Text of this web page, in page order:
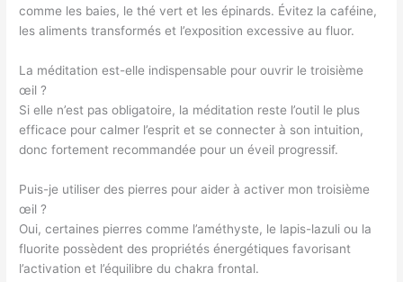
comme les baies, le thé vert et les épinards. Évitez la caféine,
les aliments transformés et l’exposition excessive au fluor.
La méditation est-elle indispensable pour ouvrir le troisième
œil ?
Si elle n’est pas obligatoire, la méditation reste l’outil le plus
efficace pour calmer l’esprit et se connecter à son intuition,
donc fortement recommandée pour un éveil progressif.
Puis-je utiliser des pierres pour aider à activer mon troisième
œil ?
Oui, certaines pierres comme l’améthyste, le lapis-lazuli ou la
fluorite possèdent des propriétés énergétiques favorisant
l’activation et l’équilibre du chakra frontal.